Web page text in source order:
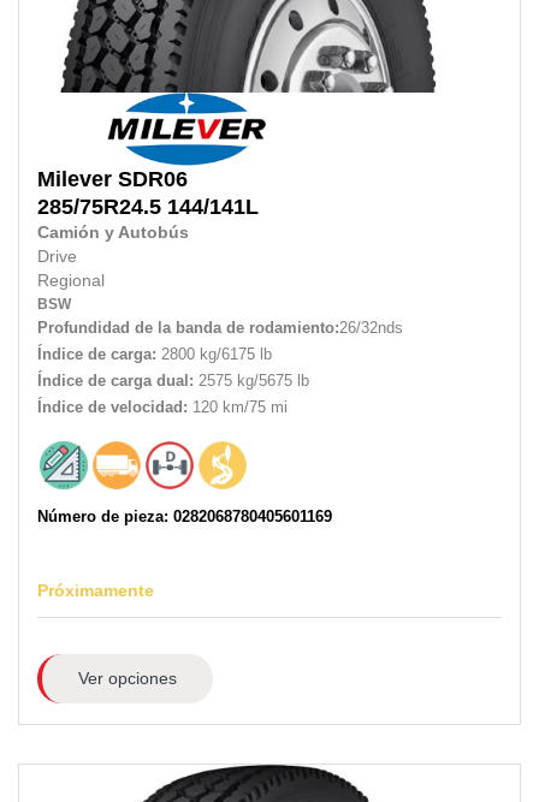
Milever SDR06
285/75R24.5 144/141L
Camión y Autobús
Drive
Regional
BSW
Profundidad de la banda de rodamiento:26/32nds
Índice de carga: 2800 kg/6175 lb
Índice de carga dual: 2575 kg/5675 lb
Índice de velocidad: 120 km/75 mi
Número de pieza: 0282068780405601169
Próximamente
Ver opciones